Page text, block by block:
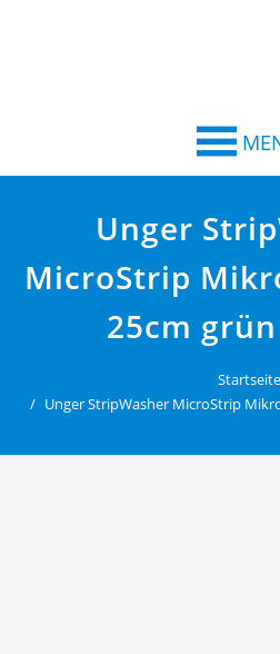
Unger
MicroStrip
25cm grün
Startseite
Unger StripWasher MicroStrip